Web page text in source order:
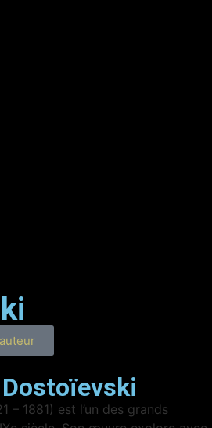
Dostoïevski
– 1881) est l’un des grands